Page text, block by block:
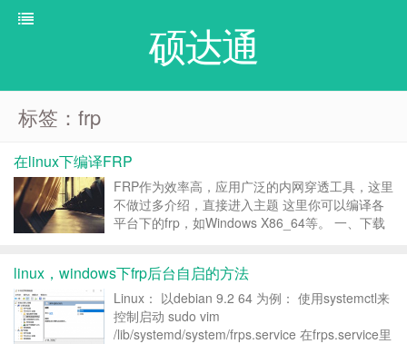
硕达通
标签：frp
在linux下编译FRP
FRP作为效率高，应用广泛的内网穿透工具，这里
不做过多介绍，直接进入主题 这里你可以编译各
平台下的frp，如Windows X86_64等。 一、下载
要是针对...
linux，windows下frp后台自启的方法
Linux： 以debian 9.2 64 为例： 使用systemctl来
控制启动 sudo vim
/lib/systemd/system/frps.service 在frps.service里